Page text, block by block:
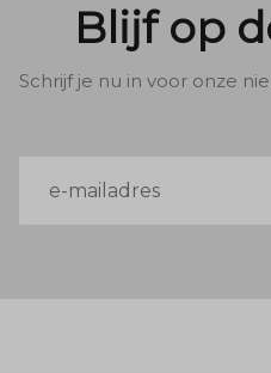
Blijf op
Schrijf je nu in voor onze
mailadres